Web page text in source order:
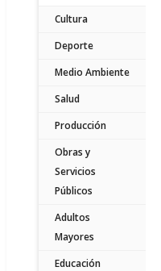
Cultura
Deporte
Medio Ambiente
Salud
Producción
Obras y
Servicios
Públicos
Adultos
Mayores
Educación